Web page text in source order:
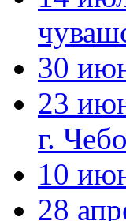
30
23
г.
10
28